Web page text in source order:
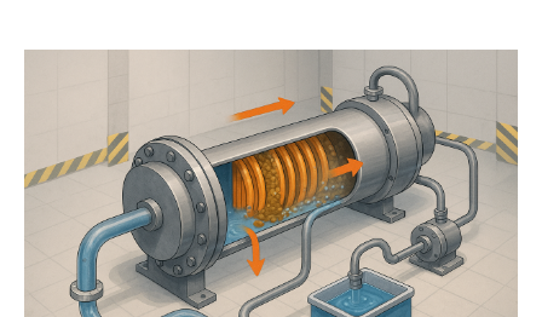
© 2013-2025 Группа компаний РХС.
Все права защищены.
Политика конфиденциальности
Согласие на обработку персональных данных